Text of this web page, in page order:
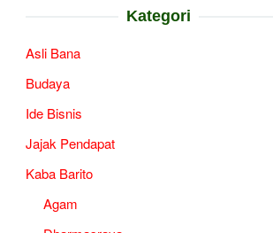
Kategori
Asli Bana
Budaya
Ide Bisnis
Jajak Pendapat
Kaba Barito
Agam